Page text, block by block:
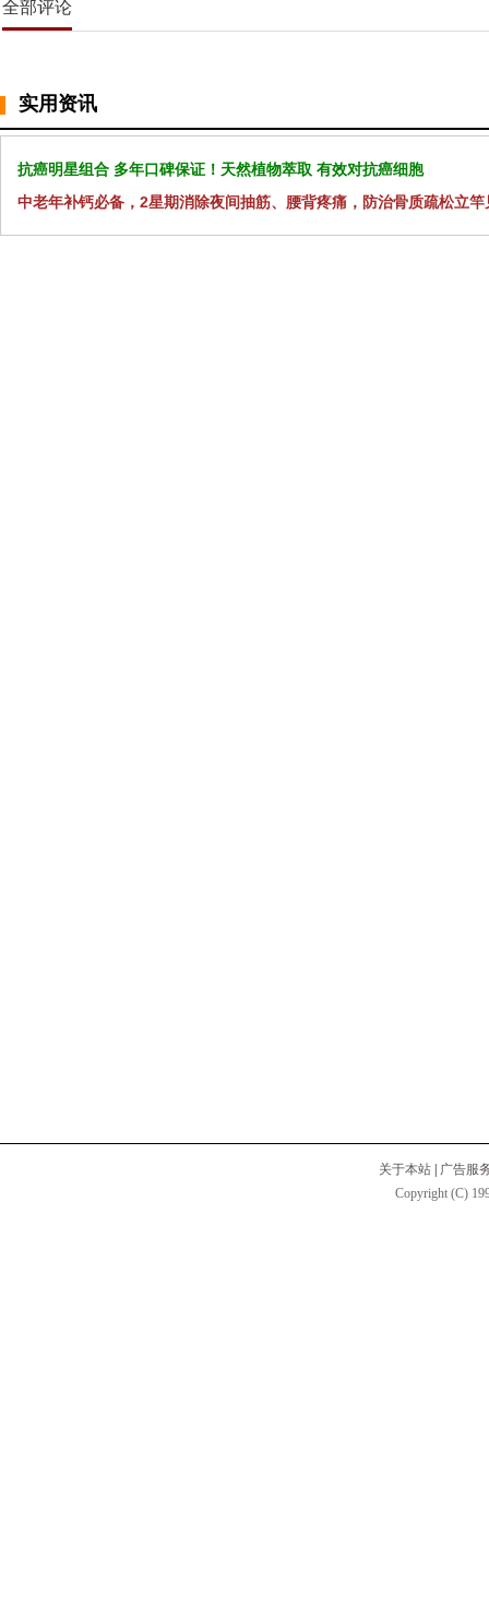
全部评论
实用资讯
抗癌明星组合 多年口碑保证！天然植物萃取 有效对抗癌细胞
中老年补钙必备，2星期消除夜间抽筋、腰背疼痛，防治骨质疏松立竿
关于本站
广告服
Copyright (C)